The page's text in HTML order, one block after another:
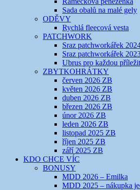
Sada obalů na malé gely
ODĚVY
Rychlá fleecová vesta
PATCHWORK
Sraz patchworkářek
Sraz patchworkářek
Ubrus pro každou
ZBYTKOHRÁTKY
červen 2026 ZB
květen 2026 ZB
duben 2026 ZB
březen 2026 ZB
únor 2026 ZB
leden 2026 ZB
listopad 2025 ZB
říjen 2025 ZB
září 2025 ZB
KDO CHCE VÍC
BONUSY
MDD 2026 – Emilka
MDD 2025 – nákupka